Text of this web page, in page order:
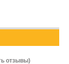
отзывы)